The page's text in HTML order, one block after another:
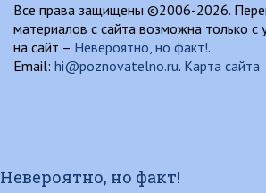
Все права защищены ©2006-2026.
материалов с сайта возможна только с
на сайт – Невероятно, но факт!.
Email: hi@poznovatelno.ru. Карта сайта
Невероятно, но факт!